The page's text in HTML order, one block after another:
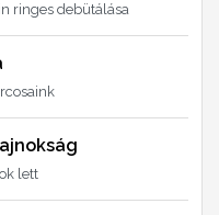
ringes debütálása
lett